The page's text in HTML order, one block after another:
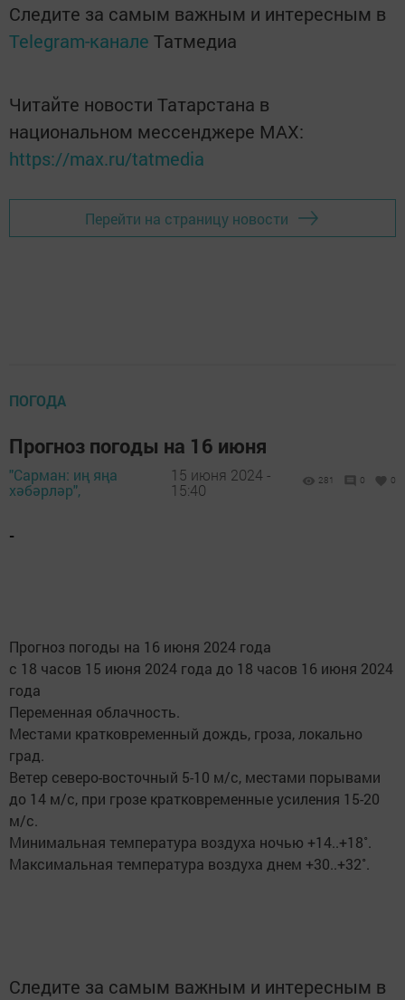
Следите за самым важным и интересным в
Telegram-канале Татмедиа
Читайте новости Татарстана в
национальном мессенджере MАХ:
https://max.ru/tatmedia
Перейти на страницу новости
ПОГОДА
Прогноз погоды на 16 июня
"Сарман: иң яңа
хәбәрләр",
15 июня 2024 -
15:40
281 0 0
-
Прогноз погоды на 16 июня 2024 года
с 18 часов 15 июня 2024 года до 18 часов 16 июня 2024
года
Переменная облачность.
Местами кратковременный дождь, гроза, локально
град.
Ветер северо-восточный 5-10 м/с, местами порывами
до 14 м/с, при грозе кратковременные усиления 15-20
м/с.
Минимальная температура воздуха ночью +14..+18˚.
Максимальная температура воздуха днем +30..+32˚.
Следите за самым важным и интересным в